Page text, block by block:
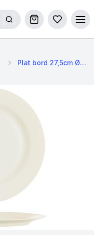
Winkelwagen
Plat bord 27,5cm Ø Intensity